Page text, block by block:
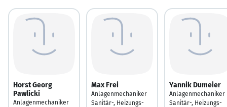
Horst Georg
Pawlicki
Anlagenmechaniker
Max Frei
Anlagenmechaniker
Sanitär-, Heizungs-
Yannik Dumeier
Anlagenmechaniker
Sanitär-, Heizungs-